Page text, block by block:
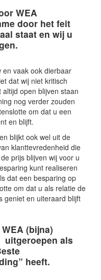
WEA
door het feit
staat en wij u
en vaak ook dierbaar
dat wij niet kritisch
open blijven staan
nog verder zouden
om dat u een
en blijft.
blijkt ook wel uit de
klanttevredenheid die
prijs blijven wij voor u
kunt realiseren
dat een besparing op
om dat u als relatie de
geniet en uiteraard blijft
(bijna)
uitgeroepen als
heeft.